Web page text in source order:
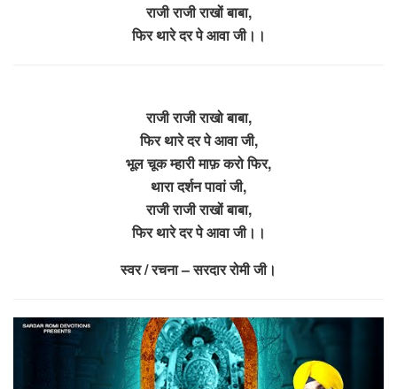
राजी राजी राखों बाबा,
फिर थारे दर पे आवा जी।।
राजी राजी राखो बाबा,
फिर थारे दर पे आवा जी,
भूल चूक म्हारी माफ़ करो फिर,
थारा दर्शन पावां जी,
राजी राजी राखों बाबा,
फिर थारे दर पे आवा जी।।
स्वर / रचना – सरदार रोमी जी।